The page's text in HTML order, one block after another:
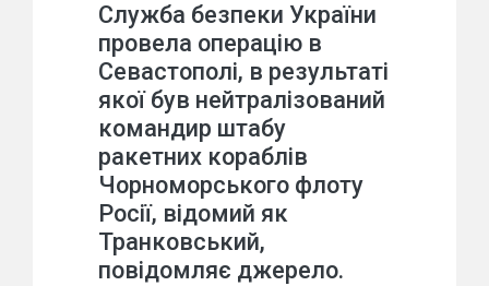
Служба безпеки України
провела операцію в
Севастополі, в результаті
якої був нейтралізований
командир штабу
ракетних кораблів
Чорноморського флоту
Росії, відомий як
Транковський,
повідомляє джерело.